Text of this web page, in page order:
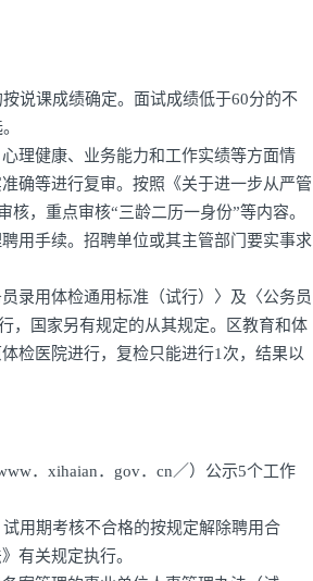
说课成绩确定。面试成绩低于60分的不
理健康、业务能力和工作实绩等方面情
确等进行复审。按照《关于进一步从严管
，重点审核“三龄二历一身份”等内容。
用手续。招聘单位或其主管部门要实事求
录用体检通用标准（试行）〉及〈公务员
，国家另有规定的从其规定。区教育和体
检医院进行，复检只能进行1次，结果以
．xihaian．gov．cn／）公示5个工作
用期考核不合格的按规定解除聘用合
有关规定执行。